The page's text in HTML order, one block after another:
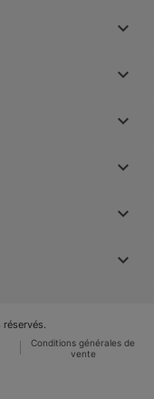
keyboard_arrow_down





Conditions générales de
vente